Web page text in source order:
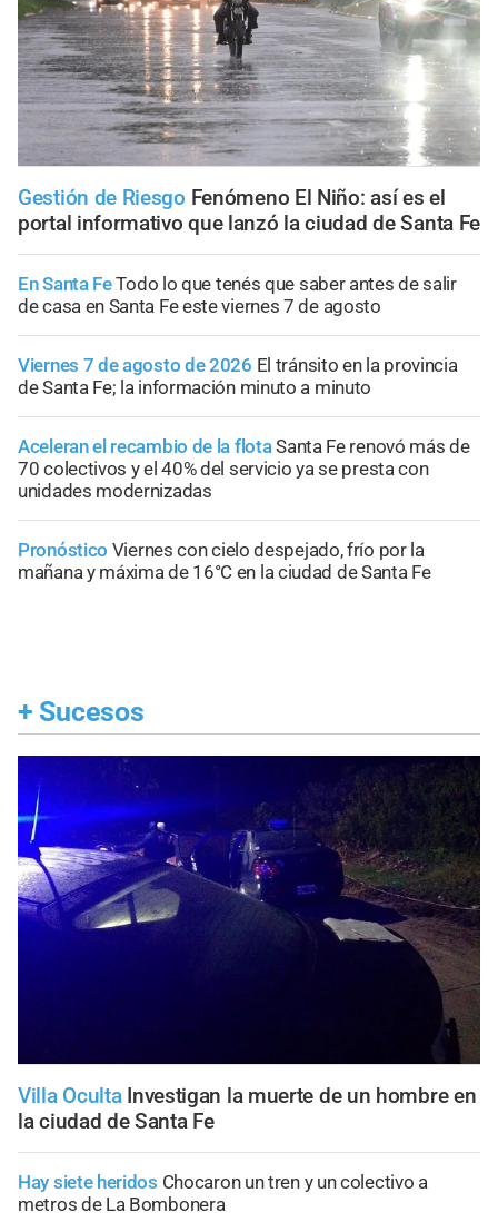
Gestión de Riesgo Fenómeno El Niño: así es el
portal informativo que lanzó la ciudad de Santa Fe
En Santa FeTodo lo que tenés que saber antes de salir
de casa en Santa Fe este viernes 7 de agosto
Viernes 7 de agosto de 2026 El tránsito en la provincia
de Santa Fe; la información minuto a minuto
Aceleran el recambio de la flotaSanta Fe renovó más de
70 colectivos y el 40% del servicio ya se presta con
unidades modernizadas
Pronóstico Viernes con cielo despejado, frío por la
mañana y máxima de 16°C en la ciudad de Santa Fe
+ Sucesos
Villa Oculta Investigan la muerte de un hombre en
la ciudad de Santa Fe
Hay siete heridos Chocaron un tren y un colectivo a
metros de La Bombonera